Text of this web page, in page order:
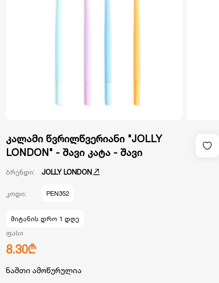
კალამი წვრილწვერიანი "JOLLY
LONDON" - შავი კატა - შავი
ბრენდი: JOLLY LONDON
კოდი: PEN352
მიტანის დრო 1 დღე
ფასი
8.30₾
ნაშთი ამოწურულია